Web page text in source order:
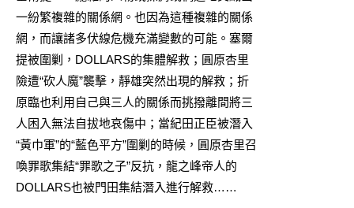
一紛繁複雜的關係網。也因為這種複雜的關係
網，而讓諸多伏線危機充滿變數的可能。塞爾
提被圍剿，DOLLARS的集體解救；圓原杏里
險遭“砍人魔”襲擊，靜雄突然出現的解救；折
原臨也利用自己與三人的關係而挑撥離間將三
人困入無法自拔地哀傷中；當紀田正臣被潛入
“黃巾軍”的“藍色平方”圍剿的時候，圓原杏里召
喚罪歌集結“罪歌之子”反抗，龍之峰帝人的
DOLLARS也被門田集結潛入進行解救……